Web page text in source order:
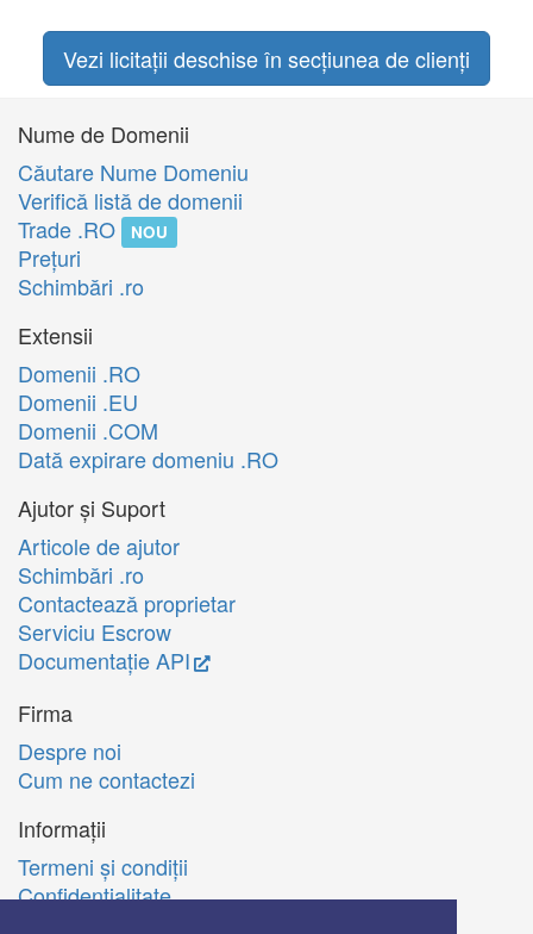
Vezi licitații deschise în secțiunea de clienți
Nume de Domenii
Căutare Nume Domeniu
Verifică listă de domenii
Trade .RO
NOU
Preţuri
Schimbări .ro
Extensii
Domenii .RO
Domenii .EU
Domenii .COM
Dată expirare domeniu .RO
Ajutor și Suport
Articole de ajutor
Schimbări .ro
Contactează proprietar
Serviciu Escrow
Documentație API
Firma
Despre noi
Cum ne contactezi
Informații
Termeni şi condiţii
Confidenţialitate